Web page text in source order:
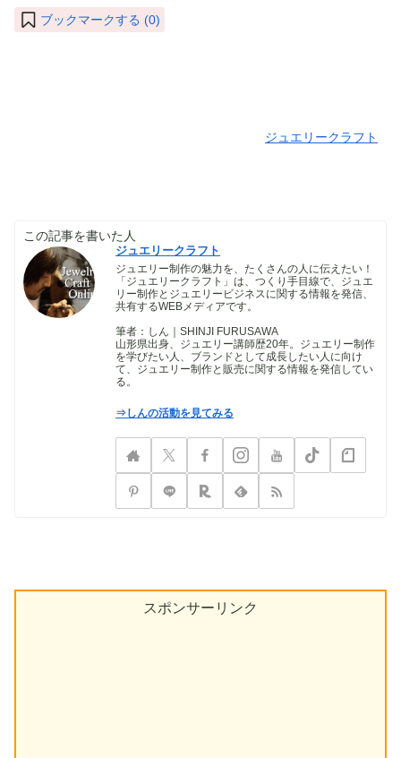
ブックマークする (0)
ジュエリークラフト
この記事を書いた人
ジュエリークラフト
ジュエリー制作の魅力を、たくさんの人に伝えたい！
「ジュエリークラフト」は、つくり手目線で、ジュエ
リー制作とジュエリービジネスに関する情報を発信、
共有するWEBメディアです。
筆者：しん｜SHINJI FURUSAWA
山形県出身、ジュエリー講師歴20年。ジュエリー制作
を学びたい人、ブランドとして成長したい人に向け
て、ジュエリー制作と販売に関する情報を発信してい
る。
⇒しんの活動を見てみる
スポンサーリンク